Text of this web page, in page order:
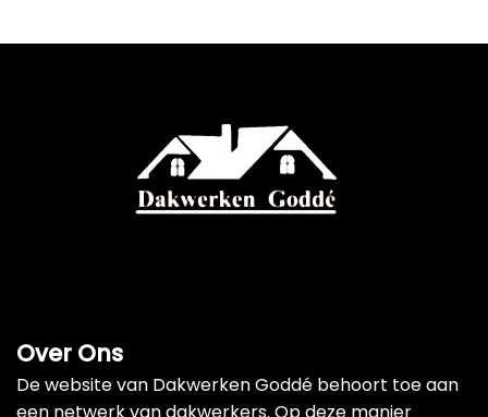
Over Ons
De website van Dakwerken Goddé behoort toe aan
een netwerk van dakwerkers. Op deze manier